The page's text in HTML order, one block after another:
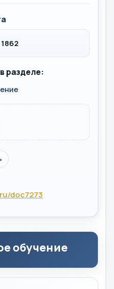
1862
разделе:
doc7273
обучение